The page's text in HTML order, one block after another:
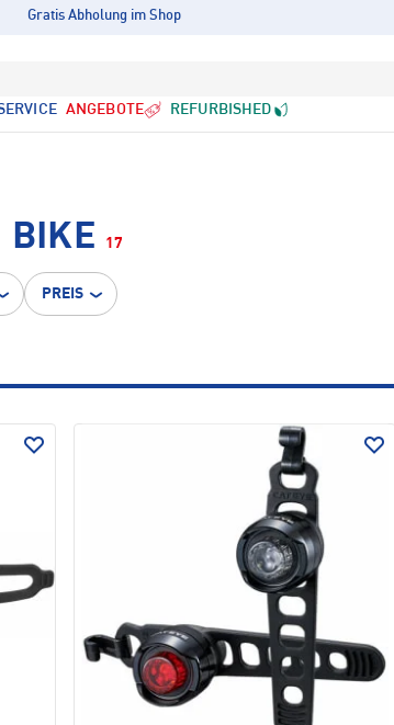
Gratis Abholung im Shop
ANGEBOTE REFURBISHED
BIKE 17
PREIS